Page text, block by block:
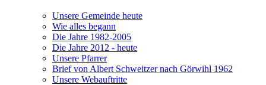
Unsere Gemeinde heute
Wie alles begann
Die Jahre 1982-2005
Die Jahre 2012 - heute
Unsere Pfarrer
Brief von Albert Schweitzer nach Görwihl 1962
Unsere Webauftritte